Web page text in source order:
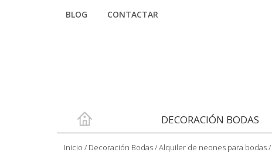
BLOG CONTACTAR
DECORACIÓN BODAS
Inicio / Decoración Bodas/Alquiler de neones para bodas/